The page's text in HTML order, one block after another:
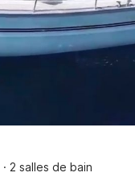
· 2 salles de bain